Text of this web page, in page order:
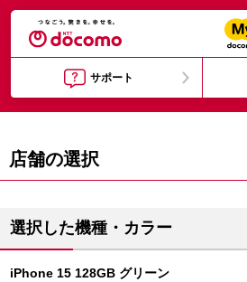
サポート
店舗の選択
選択した機種・カラー
iPhone 15 128GB グリーン